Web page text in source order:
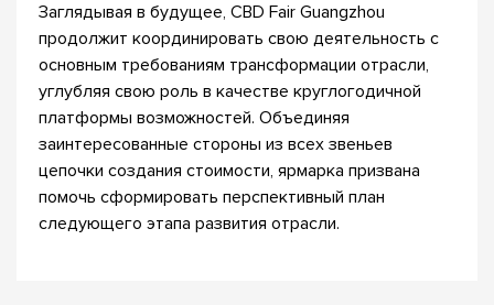
Заглядывая в будущее, CBD Fair Guangzhou
продолжит координировать свою деятельность с
основным требованиям трансформации отрасли,
углубляя свою роль в качестве круглогодичной
платформы возможностей. Объединяя
заинтересованные стороны из всех звеньев
цепочки создания стоимости, ярмарка призвана
помочь сформировать перспективный план
следующего этапа развития отрасли.